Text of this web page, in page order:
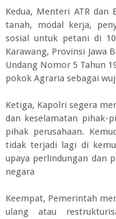
Kedua, Menteri ATR dan
tanah, modal kerja,
sosial untuk petani di
Karawang, Provinsi Jawa
Undang Nomor 5 Tahun
pokok Agraria sebagai
Ketiga, Kapolri segera
dan keselamatan pihak-
pihak perusahaan.
tidak terjadi lagi di
upaya perlindungan dan
negara
Keempat, Pemerintah
ulang atau